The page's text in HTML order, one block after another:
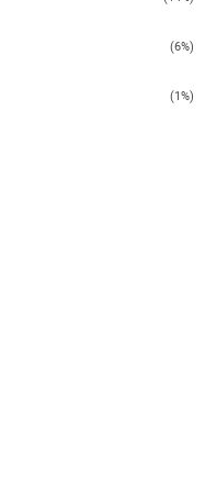
(6%)
(1%)